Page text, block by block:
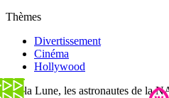
Thèmes
Divertissement
Cinéma
Hollywood
Sur la Lune, les astronautes de la